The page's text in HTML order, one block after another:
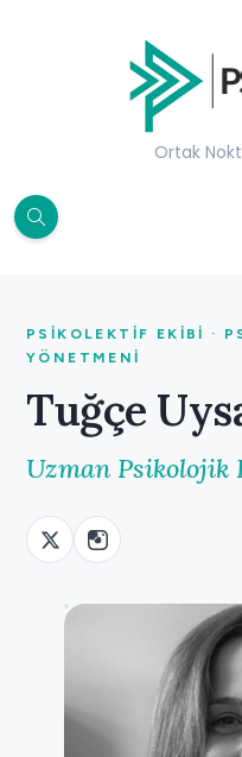
Ortak
PSIKOLEKTIF EKIBI ·
YÖNETMENI
Tuğçe
Uzman Psikolojik